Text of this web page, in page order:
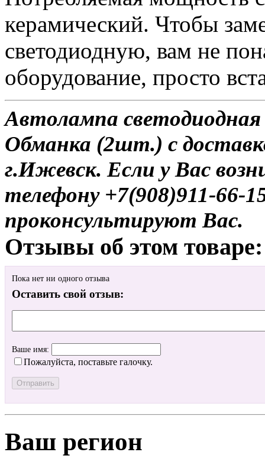
керамический. Чтобы
светодиодную, вам не
оборудование, просто
Автолампа
Обманка (2шт.) с
г.Ижевск. Если у Вас
телефону +7(908)911-
проконсультируют Вас.
Отзывы об этом товаре:
Пока нет ни одного отзыва
Оставить свой отзыв:
Ваше имя:
Пожалуйста, поставьте галочку.
Ваш регион